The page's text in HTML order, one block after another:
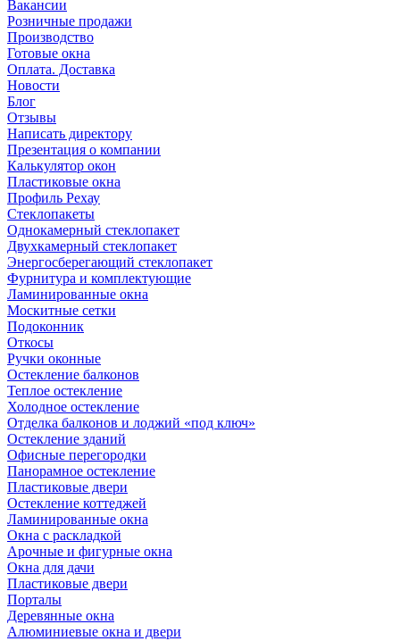
Вакансии
Розничные продажи
Производство
Готовые окна
Оплата. Доставка
Новости
Блог
Отзывы
Написать директору
Презентация о компании
Калькулятор окон
Пластиковые окна
Профиль Рехау
Стеклопакеты
Однокамерный стеклопакет
Двухкамерный стеклопакет
Энергосберегающий стеклопакет
Фурнитура и комплектующие
Ламинированные окна
Москитные сетки
Подоконник
Откосы
Ручки оконные
Остекление балконов
Теплое остекление
Холодное остекление
Отделка балконов и лоджий «под ключ»
Остекление зданий
Офисные перегородки
Панорамное остекление
Пластиковые двери
Остекление коттеджей
Ламинированные окна
Окна с раскладкой
Арочные и фигурные окна
Окна для дачи
Пластиковые двери
Порталы
Деревянные окна
Алюминиевые окна и двери